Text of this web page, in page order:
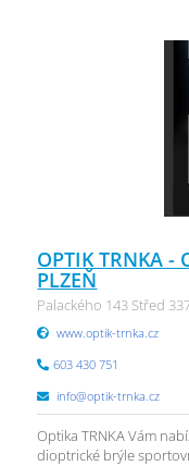
OPTIK TRNKA -
PLZEŇ
Palackého 143 Střed
www.optik-trnka.cz
603 430 751
info@optik-trnka.cz
Optika TRNKA Vám
dioptrické brýle